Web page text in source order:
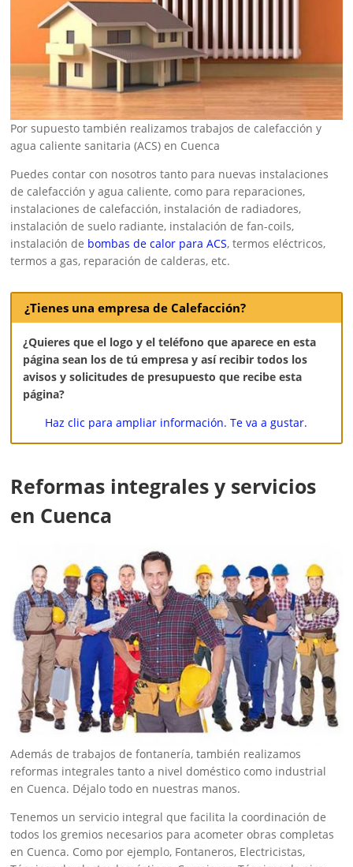
Por supuesto también realizamos trabajos de calefacción y
agua caliente sanitaria (ACS) en Cuenca
Puedes contar con nosotros tanto para nuevas instalaciones
de calefacción y agua caliente, como para reparaciones,
instalaciones de calefacción, instalación de radiadores,
instalación de suelo radiante, instalación de fan-coils,
instalación de bombas de calor para ACS, termos eléctricos,
termos a gas, reparación de calderas, etc.
¿Tienes una empresa de Calefacción?
¿Quieres que el logo y el teléfono que aparece en esta
página sean los de tú empresa y así recibir todos los
avisos y solicitudes de presupuesto que recibe esta
página?
Haz clic para ampliar información. Te va a gustar.
Reformas integrales y servicios
en Cuenca
Además de trabajos de fontanería, también realizamos
reformas integrales tanto a nivel doméstico como industrial
en Cuenca. Déjalo todo en nuestras manos.
Tenemos un servicio integral que facilita la coordinación de
todos los gremios necesarios para acometer obras completas
en Cuenca. Como por ejemplo, Fontaneros, Electricistas,